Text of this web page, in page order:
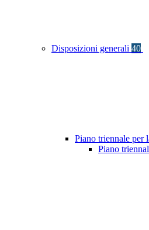
Disposizioni generali 40
Piano triennale per
Piano